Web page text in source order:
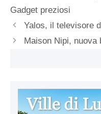
Gadget preziosi
Yalos, il televisore
Maison Nipi, nuova